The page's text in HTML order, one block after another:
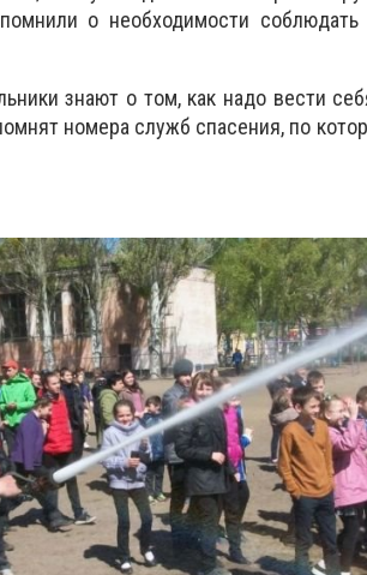
о необходимости
знают о том, как надо вести
номера служб спасения, по